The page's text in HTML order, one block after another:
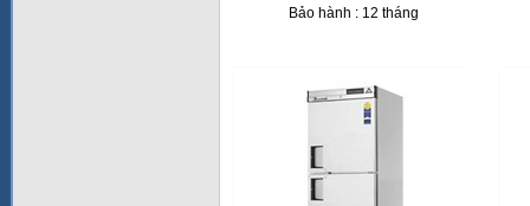
Bảo hành : 12 tháng